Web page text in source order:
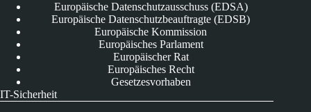
Europäische Datenschutzausschuss (EDSA)
Europäische Datenschutzbeauftragte (EDSB)
Europäische Kommission
Europäisches Parlament
Europäischer Rat
Europäisches Recht
Gesetzesvorhaben
IT-Sicherheit